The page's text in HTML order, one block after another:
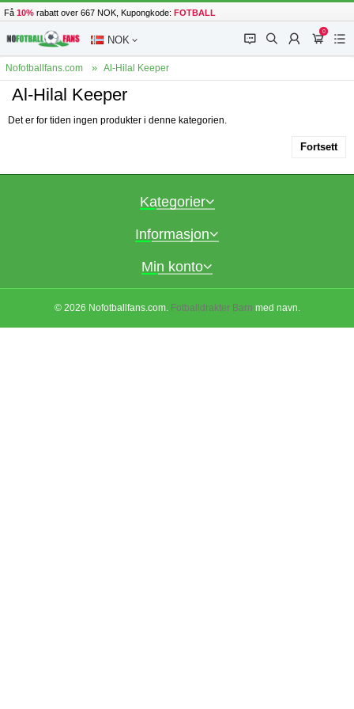
Få 10% rabatt over 667 NOK, Kupongkode: FOTBALL
NOK 󰂱 󰂨 󰃳
0
󰃦 󰃖
Nofotballfans.com Al-Hilal Keeper
Al-Hilal Keeper
Det er for tiden ingen produkter i denne kategorien.
Fortsett
Kategorier
Informasjon
Min konto
© 2026 Nofotballfans.com. Fotballdrakter Barn med navn.